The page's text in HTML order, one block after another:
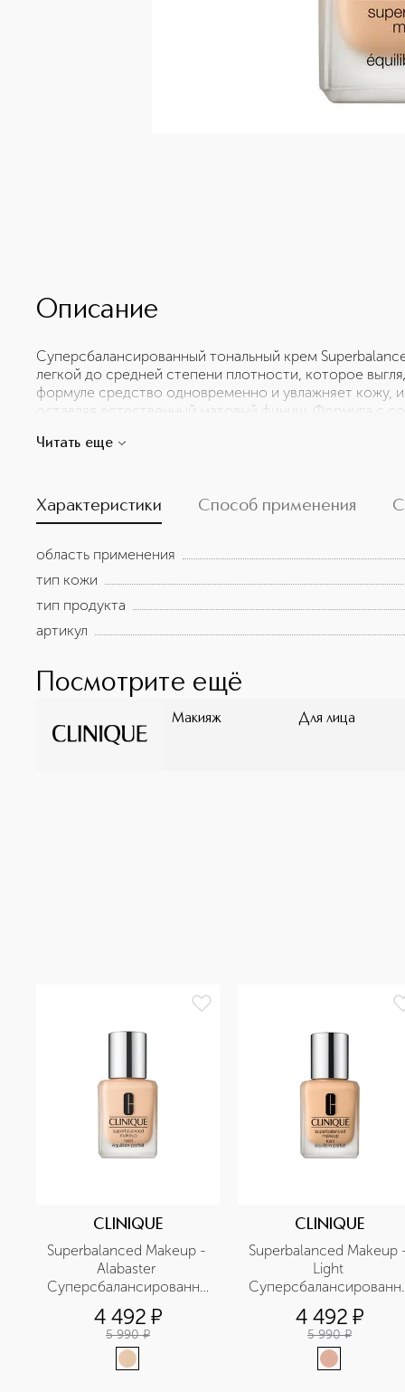
Описание
Суперсбалансированный тональный крем
легкой до средней степени плотности, которое
формуле средство одновременно и увлажняет кожу,
оставляя естественный матовый финиш. Формула с
не пересушивая кожу. Тональный крем содержит
Читать еще
Характеристики Способ применения
область применения
тип кожи
тип продукта
артикул
Посмотрите ещё
Макияж Для лица
CLINIQUE
Superbalanced Makeup -
Alabaster
Суперсбалансированный
тональный крем для
комбинированной кожи
4 492 ¤
5 990 ¤
CLINIQUE
Superbalanced Makeup
Light
тональный крем для
комбинированной
4 492 ¤
5 990 ¤